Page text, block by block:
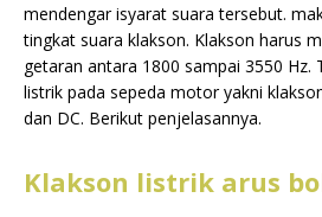
mendengar isyarat suara tersebut.
tingkat suara klakson. Klakson harus
getaran antara 1800 sampai 3550 Hz.
listrik pada sepeda motor yakni
dan DC. Berikut penjelasannya.
Klakson listrik arus